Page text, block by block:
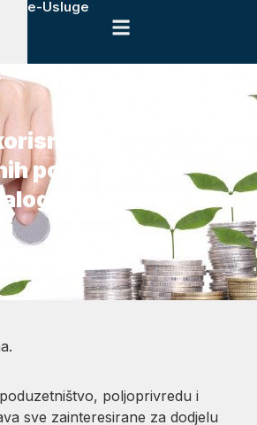
e-Usluge
potpora za
gospodarstva u
poljoprivredu i
sve zainteresirane za dodjelu